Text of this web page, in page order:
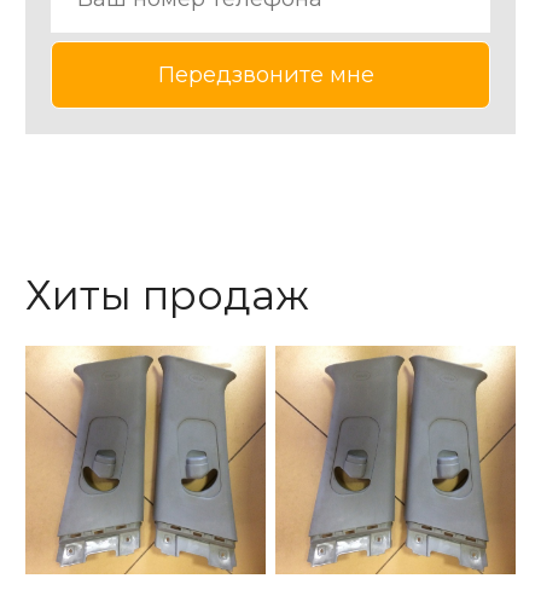
Хиты продаж